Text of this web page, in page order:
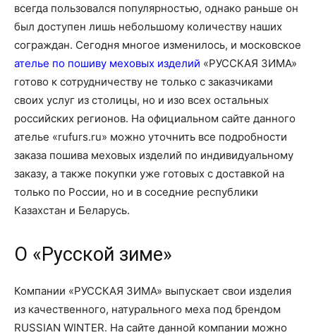
всегда пользовался популярностью, однако раньше он
был доступен лишь небольшому количеству наших
сограждан. Сегодня многое изменилось, и московское
ателье по пошиву меховых изделий «РУССКАЯ ЗИМА»
готово к сотрудничеству не только с заказчиками
своих услуг из столицы, но и изо всех остальных
российских регионов. На официальном сайте данного
ателье «rufurs.ru» можно уточнить все подробности
заказа пошива меховых изделий по индивидуальному
заказу, а также покупки уже готовых с доставкой на
только по России, но и в соседние республики
Казахстан и Беларусь.
О «Русской зиме»
Компании «РУССКАЯ ЗИМА» выпускает свои изделия
из качественного, натурального меха под брендом
RUSSIAN WINTER. На сайте данной компании можно